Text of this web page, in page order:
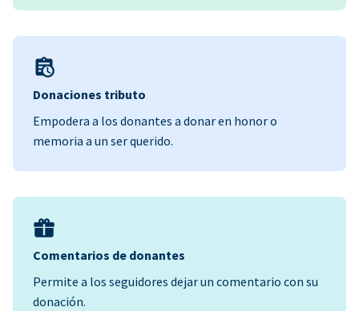
Donaciones tributo
Empodera a los donantes a donar en honor o
memoria a un ser querido.
Comentarios de donantes
Permite a los seguidores dejar un comentario con su
donación.